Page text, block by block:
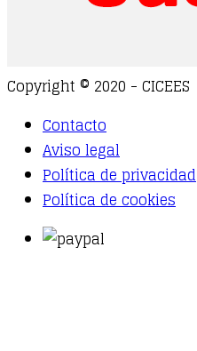
Copyright © 2020 - CICEES
Contacto
Aviso legal
Política de privacidad
Política de cookies